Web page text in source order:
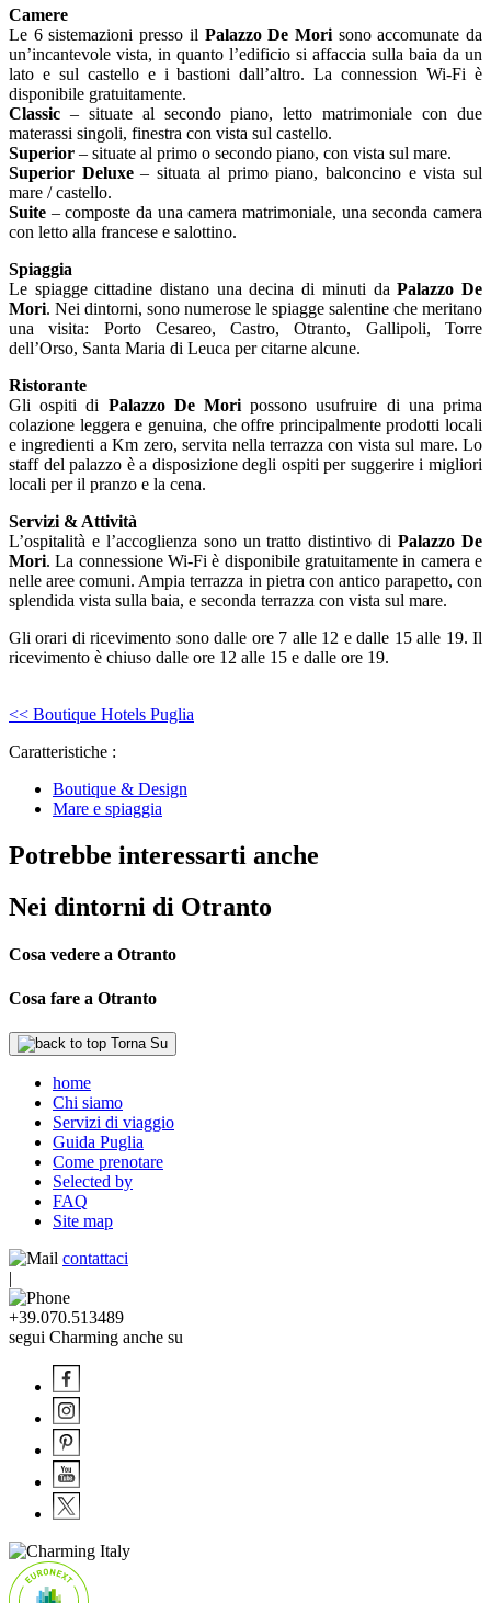
Camere
Le 6 sistemazioni presso il Palazzo De Morisono accomunate da
un’incantevole vista, in quanto l’edificio si affaccia sulla baia da un
lato e sul castello e i bastioni dall’altro. La connession Wi-Fi è
disponibile gratuitamente.
Classic – situate al secondo piano, letto matrimoniale con due
materassi singoli, finestra con vista sul castello.
Superior – situate al primo o secondo piano, con vista sul mare.
Superior Deluxe– situata al primo piano, balconcino e vista sul
mare / castello.
Suite – composte da una camera matrimoniale, una seconda camera
con letto alla francese e salottino.
Spiaggia
Le spiagge cittadine distano una decina di minuti daPalazzo De
Mori. Nei dintorni, sono numerose le spiagge salentine che meritano
una visita: Porto Cesareo, Castro, Otranto, Gallipoli, Torre
dell’Orso, Santa Maria di Leuca per citarne alcune.
Ristorante
Gli ospiti di Palazzo De Mori possono usufruire di una prima
colazione leggera e genuina, che offre principalmente prodotti locali
e ingredienti a Km zero, servita nella terrazza con vista sul mare. Lo
staff del palazzo è a disposizione degli ospiti per suggerire i migliori
locali per il pranzo e la cena.
Servizi & Attività
L’ospitalità e l’accoglienza sono un tratto distintivo diPalazzo De
Mori. La connessione Wi-Fi è disponibile gratuitamente in camera e
nelle aree comuni. Ampia terrazza in pietra con antico parapetto, con
splendida vista sulla baia, e seconda terrazza con vista sul mare.
Gli orari di ricevimento sono dalle ore 7 alle 12 e dalle 15 alle 19. Il
ricevimento è chiuso dalle ore 12 alle 15 e dalle ore 19.
<< Boutique Hotels Puglia
Caratteristiche :
Boutique & Design
Mare e spiaggia
Potrebbe interessarti anche
Nei dintorni di Otranto
Cosa vedere a Otranto
Cosa fare a Otranto
Torna Su
home
Chi siamo
Servizi di viaggio
Guida Puglia
Come prenotare
Selected by
FAQ
Site map
contattaci
|
+39.070.513489
segui Charming anche su